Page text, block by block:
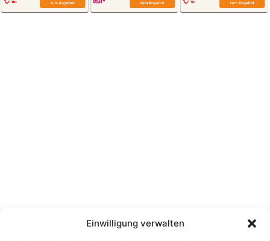
Einwilligung verwalten